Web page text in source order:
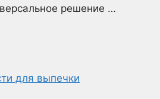
решение …
для выпечки